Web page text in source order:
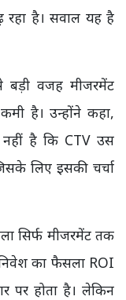
रहा है। सवाल यह है
बड़ी वजह मीजरमेंट
है। उन्होंने कहा,
नहीं है कि CTV उस
लिए इसकी चर्चा
सिर्फ मीजरमेंट तक
निवेश का फैसला ROI
पर होता है। लेकिन